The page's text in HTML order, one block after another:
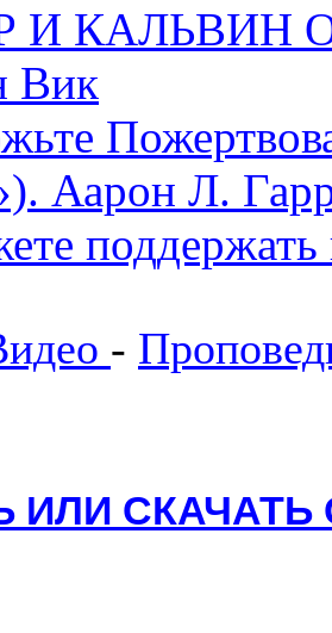
И КАЛЬВИН
Вик
Аарон Л.
-
ИЛИ СКАЧАТЬ